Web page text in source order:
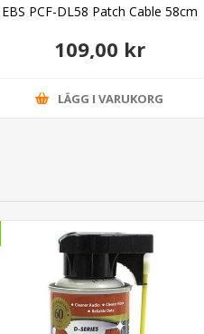
EBS PCF-DL58 Patch Cable 58cm
109,00 kr
LÄGG I VARUKORG